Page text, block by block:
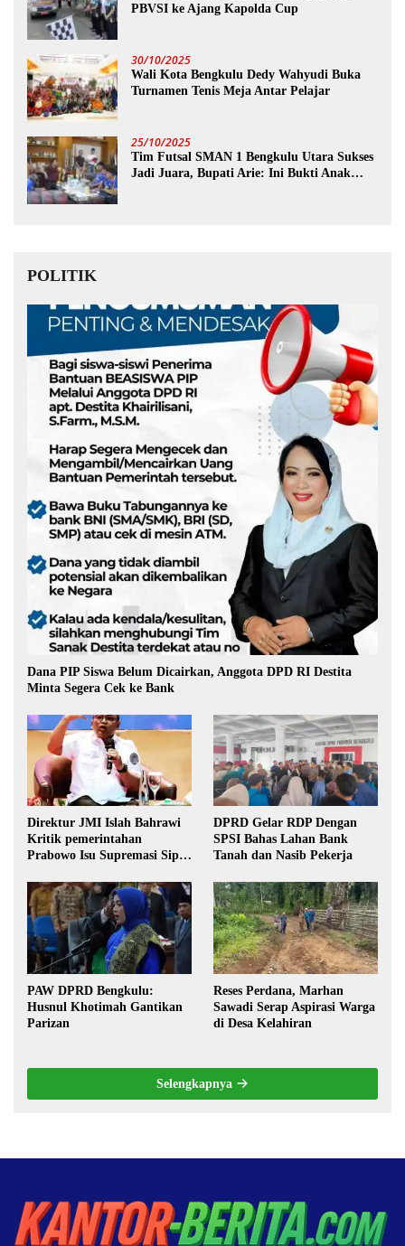
PBVSI ke Ajang Kapolda Cup
30/10/2025
Wali Kota Bengkulu Dedy Wahyudi Buka
Turnamen Tenis Meja Antar Pelajar
25/10/2025
Tim Futsal SMAN 1 Bengkulu Utara Sukses
Jadi Juara, Bupati Arie: Ini Bukti Anak
POLITIK
Dana PIP Siswa Belum Dicairkan, Anggota DPD RI Destita
Minta Segera Cek ke Bank
Direktur JMI Islah Bahrawi
Kritik pemerintahan
Prabowo Isu Supremasi Sipil,
Pilkada oleh DPRD
DPRD Gelar RDP Dengan
SPSI Bahas Lahan Bank
Tanah dan Nasib Pekerja
PAW DPRD Bengkulu:
Husnul Khotimah Gantikan
Parizan
Reses Perdana, Marhan
Sawadi Serap Aspirasi Warga
di Desa Kelahiran
Selengkapnya